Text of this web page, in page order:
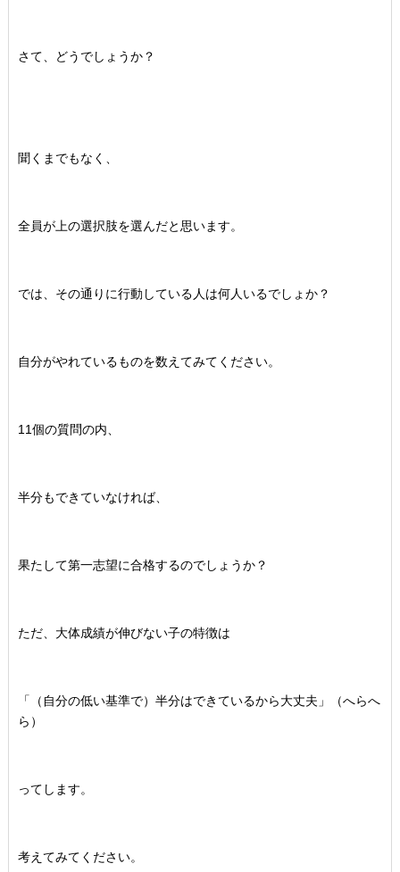
さて、どうでしょうか？
聞くまでもなく、
全員が上の選択肢を選んだと思います。
では、その通りに行動している人は何人いるでしょか？
自分がやれているものを数えてみてください。
11個の質問の内、
半分もできていなければ、
果たして第一志望に合格するのでしょうか？
ただ、大体成績が伸びない子の特徴は
「（自分の低い基準で）半分はできているから大丈夫」（へらへ
ら）
ってします。
考えてみてください。